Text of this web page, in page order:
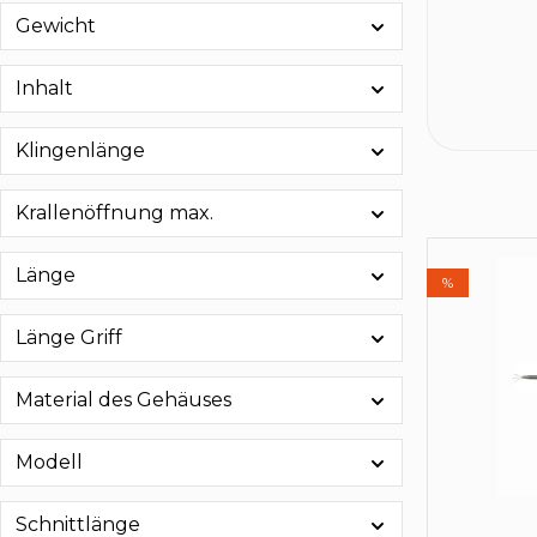
Gewicht
Inhalt
Klingenlänge
Krallenöffnung max.
Länge
Länge Griff
Material des Gehäuses
Modell
Schnittlänge
%